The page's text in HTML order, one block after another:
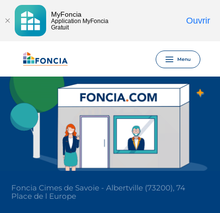
MyFoncia
Application MyFoncia
Gratuit
Ouvrir
Menu
Foncia Cimes de Savoie - Albertville (73200), 74
Place de l Europe